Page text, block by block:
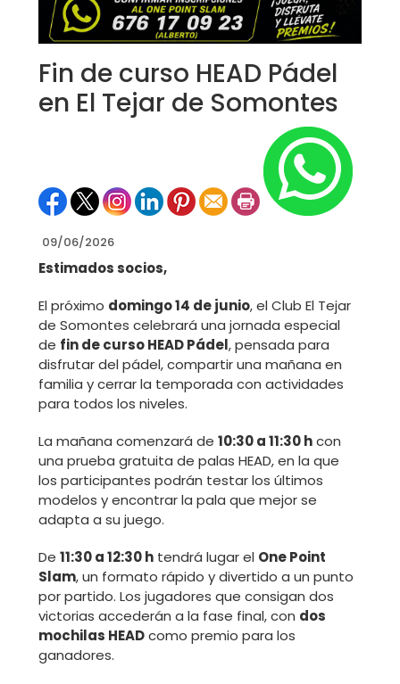
Fin de curso HEAD Pádel
en El Tejar de Somontes
09/06/2026
Estimados socios,
El próximo domingo 14 de junio, el Club El Tejar
de Somontes celebrará una jornada especial
de fin de curso HEAD Pádel, pensada para
disfrutar del pádel, compartir una mañana en
familia y cerrar la temporada con actividades
para todos los niveles.
La mañana comenzará de10:30 a 11:30 hcon
una prueba gratuita de palas HEAD, en la que
los participantes podrán testar los últimos
modelos y encontrar la pala que mejor se
adapta a su juego.
De11:30 a 12:30 h tendrá lugar el One Point
Slam, un formato rápido y divertido a un punto
por partido. Los jugadores que consigan dos
victorias accederán a la fase final, con dos
mochilas HEADcomo premio para los
ganadores.